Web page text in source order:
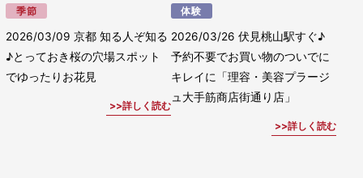
季節
2026/03/09京都 知る人ぞ知る
♪とっておき桜の穴場スポット
でゆったりお花見
詳しく読む
体験
2026/03/26 伏見桃山駅すぐ♪
予約不要でお買い物のついでに
キレイに「理容・美容プラージ
ュ大手筋商店街通り店」
詳しく読む